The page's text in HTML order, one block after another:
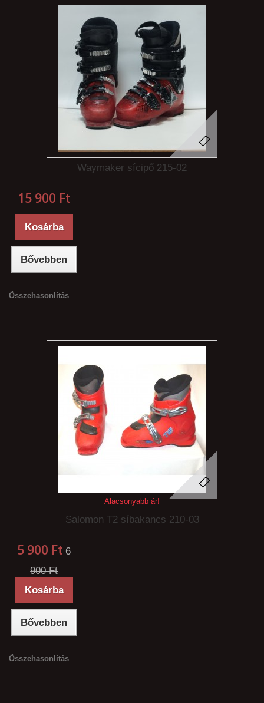
Waymaker sícipő 215-02
15 900 Ft‎
Kosárba
Bővebben
Összehasonlítás
Alacsonyabb ár!
Salomon T2 síbakancs 210-03
5 900 Ft‎ 6
900 Ft‎
Kosárba
Bővebben
Összehasonlítás